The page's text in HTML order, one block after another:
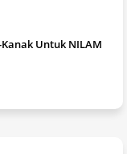
Untuk NILAM